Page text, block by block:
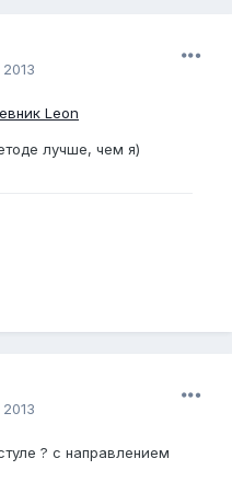
Leon
лучше, чем я)
? с направлением